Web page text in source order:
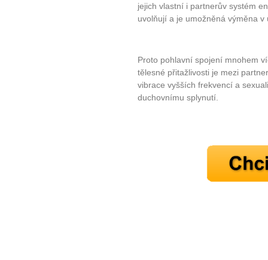
10 tipů
...
jejich vlastní i partnerův systém
uvolňují a je umožněná výměna
Proto pohlavní spojení mnohem
tělesné přitažlivosti je mezi
vibrace vyšších frekvencí a
duchovnímu splynutí.